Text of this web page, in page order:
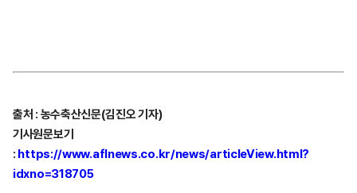
출처 : 농수축산신문(김진오 기자)
기사원문보기
: https://www.aflnews.co.kr/news/articleView.html?
idxno=318705